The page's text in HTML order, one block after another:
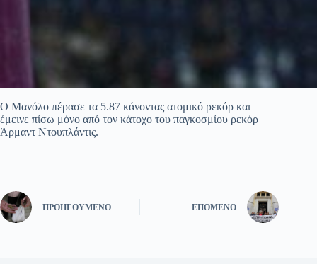
Ο Μανόλο πέρασε τα 5.87 κάνοντας ατομικό ρεκόρ και
έμεινε πίσω μόνο από τον κάτοχο του παγκοσμίου ρεκόρ
Άρμαντ Ντουπλάντις.
ΠΡΟΗΓΟΎΜΕΝΟ ΕΠΌΜΕΝΟ